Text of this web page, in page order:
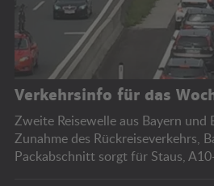
Verkehrsinfo für das
Zweite Reisewelle aus Bayern
Zunahme des Rückreiseverkehrs,
Packabschnitt sorgt für Staus,